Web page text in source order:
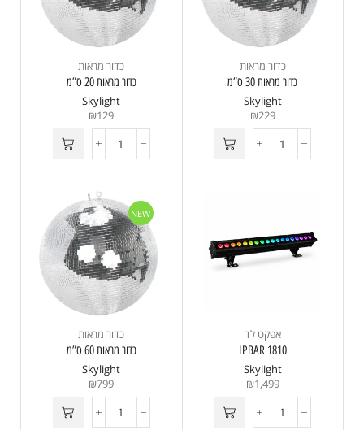
כדור מראות
כדור מראות 30 ס”מ
Skylight
₪229
כדור מראות
כדור מראות 20 ס”מ
Skylight
₪129
אפקט לד
IPBAR 1810
Skylight
₪1,499
NEW
כדור מראות
כדור מראות 60 ס”מ
Skylight
₪799